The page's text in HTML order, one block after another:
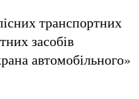
транспортних
засобів
автомобільного»